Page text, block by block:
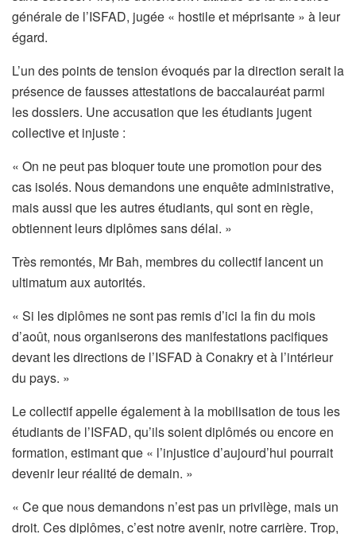
générale de l’ISFAD, jugée « hostile et méprisante » à leur
égard.
L’un des points de tension évoqués par la direction serait la
présence de fausses attestations de baccalauréat parmi
les dossiers. Une accusation que les étudiants jugent
collective et injuste :
« On ne peut pas bloquer toute une promotion pour des
cas isolés. Nous demandons une enquête administrative,
mais aussi que les autres étudiants, qui sont en règle,
obtiennent leurs diplômes sans délai. »
Très remontés, Mr Bah, membres du collectif lancent un
ultimatum aux autorités.
« Si les diplômes ne sont pas remis d’ici la fin du mois
d’août, nous organiserons des manifestations pacifiques
devant les directions de l’ISFAD à Conakry et à l’intérieur
du pays. »
Le collectif appelle également à la mobilisation de tous les
étudiants de l’ISFAD, qu’ils soient diplômés ou encore en
formation, estimant que « l’injustice d’aujourd’hui pourrait
devenir leur réalité de demain. »
« Ce que nous demandons n’est pas un privilège, mais un
droit. Ces diplômes, c’est notre avenir, notre carrière. Trop,